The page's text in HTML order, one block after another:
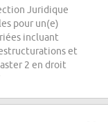
Juridique
pour un(e)
incluant
et
2 en droit